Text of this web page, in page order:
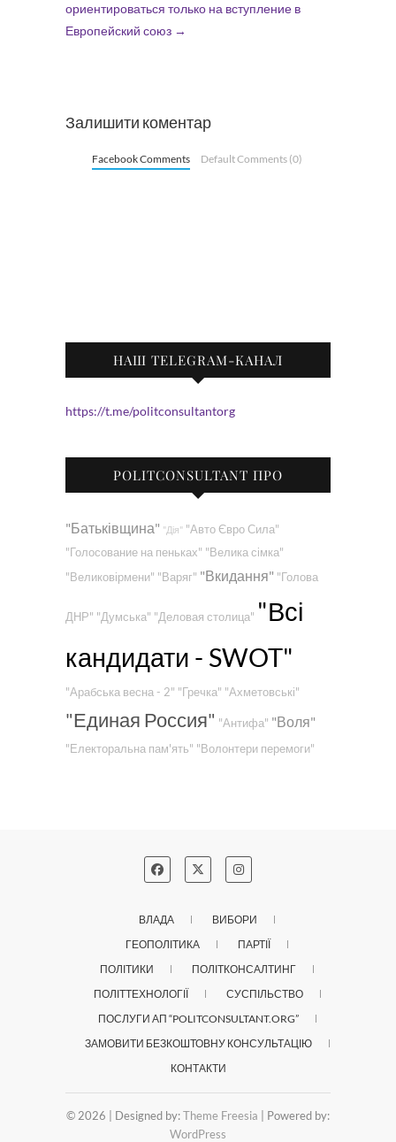
ориентироваться только на вступление в
Европейский союз →
Залишити коментар
Facebook Comments Default Comments (0)
НАШ TELEGRAM-КАНАЛ
https://t.me/politconsultantorg
POLITCONSULTANT ПРО
"Батьківщина" "Дія" "Авто Євро Сила"
"Голосование на пеньках" "Велика сімка"
"Великовірмени" "Варяг" "Вкидання" "Голова
ДНР" "Думська" "Деловая столица" "Всі
кандидати - SWOT"
"Арабська весна - 2" "Гречка" "Ахметовські"
"Единая Россия" "Антифа" "Воля"
"Електоральна пам'ять" "Волонтери перемоги"
ВЛАДА
ВИБОРИ
ГЕОПОЛІТИКА
ПАРТІЇ
ПОЛІТИКИ
ПОЛІТКОНСАЛТИНГ
ПОЛІТТЕХНОЛОГІЇ
СУСПІЛЬСТВО
ПОСЛУГИ АП “POLITCONSULTANT.ORG”
ЗАМОВИТИ БЕЗКОШТОВНУ КОНСУЛЬТАЦІЮ
КОНТАКТИ
© 2026 | Designed by:Theme Freesia | Powered by:
WordPress